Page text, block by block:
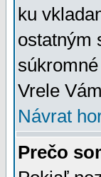
ku
ostatným
Vrele
Návrat
Prečo